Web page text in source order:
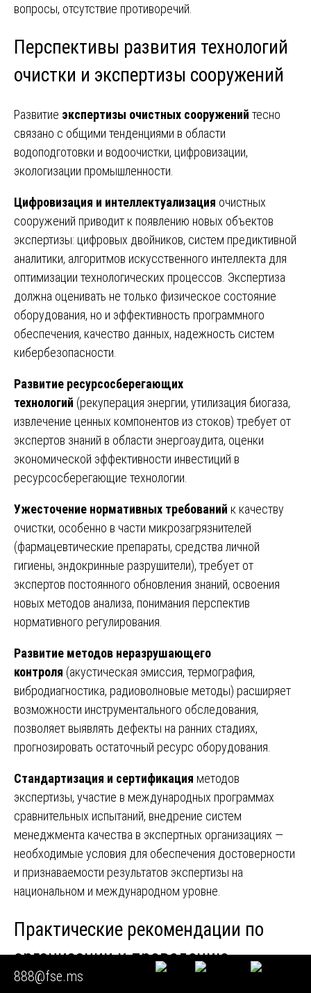
вопросы, отсутствие противоречий.
Перспективы развития технологий
очистки и экспертизы сооружений
Развитие экспертизы очистных сооружений тесно
связано с общими тенденциями в области
водоподготовки и водоочистки, цифровизации,
экологизации промышленности.
Цифровизация и интеллектуализация очистных
сооружений приводит к появлению новых объектов
экспертизы: цифровых двойников, систем предиктивной
аналитики, алгоритмов искусственного интеллекта для
оптимизации технологических процессов. Экспертиза
должна оценивать не только физическое состояние
оборудования, но и эффективность программного
обеспечения, качество данных, надежность систем
кибербезопасности.
Развитие ресурсосберегающих
технологий (рекуперация энергии, утилизация биогаза,
извлечение ценных компонентов из стоков) требует от
экспертов знаний в области энергоаудита, оценки
экономической эффективности инвестиций в
ресурсосберегающие технологии.
Ужесточение нормативных требований к качеству
очистки, особенно в части микрозагрязнителей
(фармацевтические препараты, средства личной
гигиены, эндокринные разрушители), требует от
экспертов постоянного обновления знаний, освоения
новых методов анализа, понимания перспектив
нормативного регулирования.
Развитие методов неразрушающего
контроля (акустическая эмиссия, термография,
вибродиагностика, радиоволновые методы) расширяет
возможности инструментального обследования,
позволяет выявлять дефекты на ранних стадиях,
прогнозировать остаточный ресурс оборудования.
Стандартизация и сертификация методов
экспертизы, участие в международных программах
сравнительных испытаний, внедрение систем
менеджмента качества в экспертных организациях —
необходимые условия для обеспечения достоверности
и признаваемости результатов экспертизы на
национальном и международном уровне.
Практические рекомендации по
организации и проведению
экспертизы
888@fse.ms